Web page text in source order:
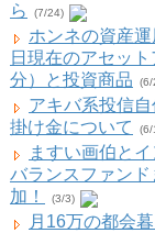
ら
(7/24)
ホンネの資産
日現在のアセッ
分）と投資商品
(6/
アキバ系投信
掛け金について
(6/
ますい画伯と
バランスファン
加！
(3/3)
月16万の都会